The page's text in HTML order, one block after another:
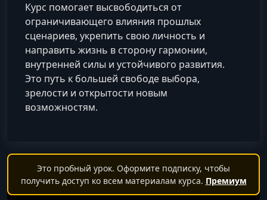
Курс помогает высвободиться от
ограничивающего влияния прошлых
сценариев, укрепить свою личность и
направить жизнь в сторону гармонии,
внутренней силы и устойчивого развития.
Это путь к большей свободе выбора,
зрелости и открытости новым
возможностям.
Это пробный урок. Оформите подписку, чтобы
получить доступ ко всем материалам курса. Премиум